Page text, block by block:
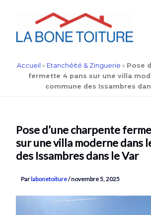
Accueil » Etanchéité & Zinguerie » Pose
fermette 4 pans sur une villa
commune des Issambres
Pose d’une charpente
sur une villa moderne dans
des Issambres dans le Var
Par labonetoiture/novembre 5, 2025